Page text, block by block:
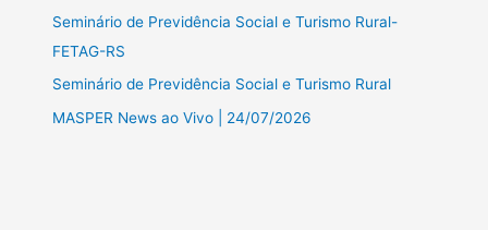
Seminário de Previdência Social e Turismo Rural-
FETAG-RS
Seminário de Previdência Social e Turismo Rural
MASPER News ao Vivo | 24/07/2026